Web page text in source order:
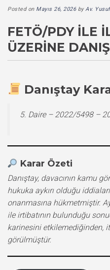
Posted on Mayıs 26, 2026byAv.
FETÖ/PDY ILE
ÜZERINE
Danıştay
5. Daire – 2022/5498 –
Karar Özeti
Danıştay, davacının kamu
hukuka aykırı olduğu
onanmasına hükmetmiştir.
ile irtibatının bulunduğu
karinesini etkilemediğinden,
görülmüştür.